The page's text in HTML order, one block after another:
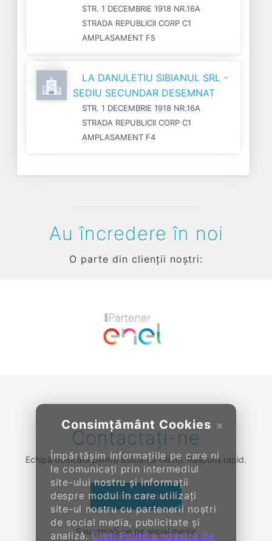
STR. 1 DECEMBRIE 1918 NR.16A
STRADA REPUBLICII CORP C1
AMPLASAMENT F5
LA DANULETIU SIBIANUL SRL -
SEDIU SECUNDAR DESEMNAT
STR. 1 DECEMBRIE 1918 NR.16A
STRADA REPUBLICII CORP C1
AMPLASAMENT F4
×
Consimțământ Cookies
Împărtășim informațiile pe care ni
le comunicați prin intermediul
site-ului nostru și informații
despre modul în care utilizați
site-ul nostru cu partenerii noștri
de social media, publicitate și
analiză.Citiți Politica noastră de
Au încredere în noi
O parte din clienții noștri:
Contactați-ne
Echipă dedicată pentru asistență clienți. Răspuns rapid.
Contactați-ne
Sau urmați-ne pe social media